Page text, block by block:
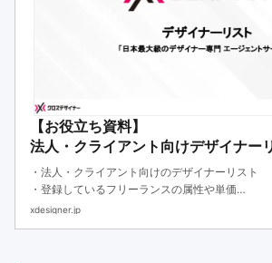
【お役立ち資料】
法人・クライアント向けデザイナー
・法人・クライアント向けのデザイナーリスト
・登録しているフリーランスの属性や単価
・各人材の強みや実績を網羅的にお伝えしていま
xdesigner.jp